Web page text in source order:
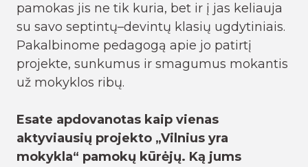
pamokas jis ne tik kuria, bet ir į jas keliauja
su savo septintų–devintų klasių ugdytiniais.
Pakalbinome pedagogą apie jo patirtį
projekte, sunkumus ir smagumus mokantis
už mokyklos ribų.
Esate apdovanotas kaip vienas
aktyviausių projekto „Vilnius yra
mokykla“ pamokų kūrėjų. Ką jums